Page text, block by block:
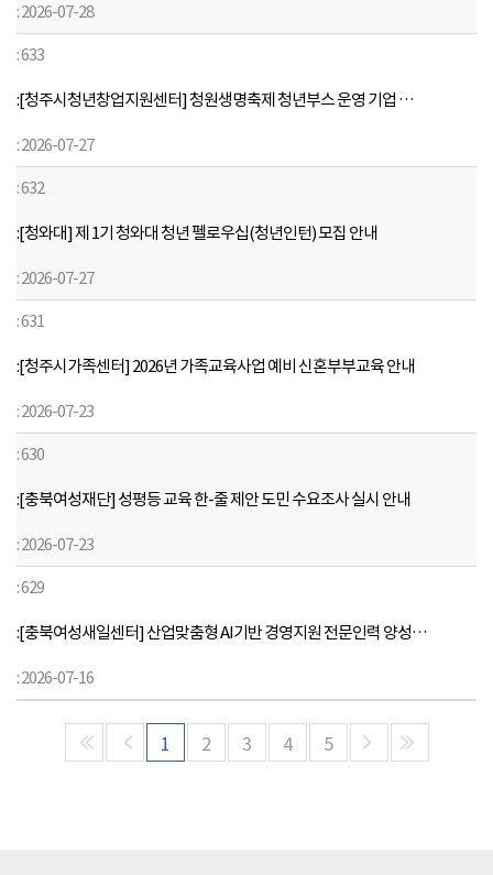
일
,
첨
부
조
회
수
에
한
정
보
를
시
합
니
다.
2026-07-28
633
[청주시청년창업지원센터] 청원생명축제 청년부스 운영 기업 모집 공고 안내
2026-07-27
632
[청와대] 제 1기 청와대 청년 펠로우십(청년인턴) 모집 안내
2026-07-27
631
[청주시가족센터] 2026년 가족교육사업 예비 신혼부부교육 안내
2026-07-23
630
[충북여성재단] 성평등 교육 한-줄 제안 도민 수요조사 실시 안내
2026-07-23
629
[충북여성새일센터] 산업맞춤형 AI기반 경영지원 전문인력 양성과정 모집 안내
2026-07-16
1 2 3 4 5